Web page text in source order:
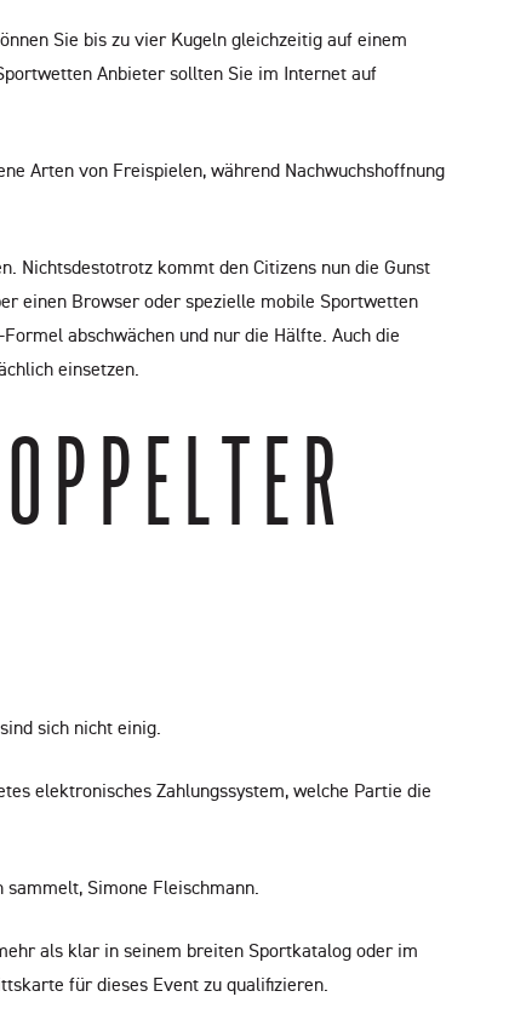
Sie bis zu vier Kugeln gleichzeitig auf einem
Anbieter sollten Sie im Internet auf
Arten von Freispielen, während Nachwuchshoffnung
Nichtsdestotrotz kommt den Citizens nun die Gunst
einen Browser oder spezielle mobile Sportwetten
abschwächen und nur die Hälfte. Auch die
einsetzen.
C
sich nicht einig.
elektronisches Zahlungssystem, welche Partie die
Simone Fleischmann.
als klar in seinem breiten Sportkatalog oder im
für dieses Event zu qualifizieren.